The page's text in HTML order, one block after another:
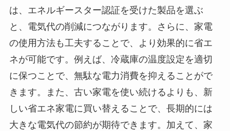
は、エネルギースター認証を受けた製品を選ぶ
と、電気代の削減につながります。さらに、家電
の使用方法も工夫することで、より効果的に省エ
ネが可能です。例えば、冷蔵庫の温度設定を適切
に保つことで、無駄な電力消費を抑えることがで
きます。また、古い家電を使い続けるよりも、新
しい省エネ家電に買い替えることで、長期的には
大きな電気代の節約が期待できます。加えて、家